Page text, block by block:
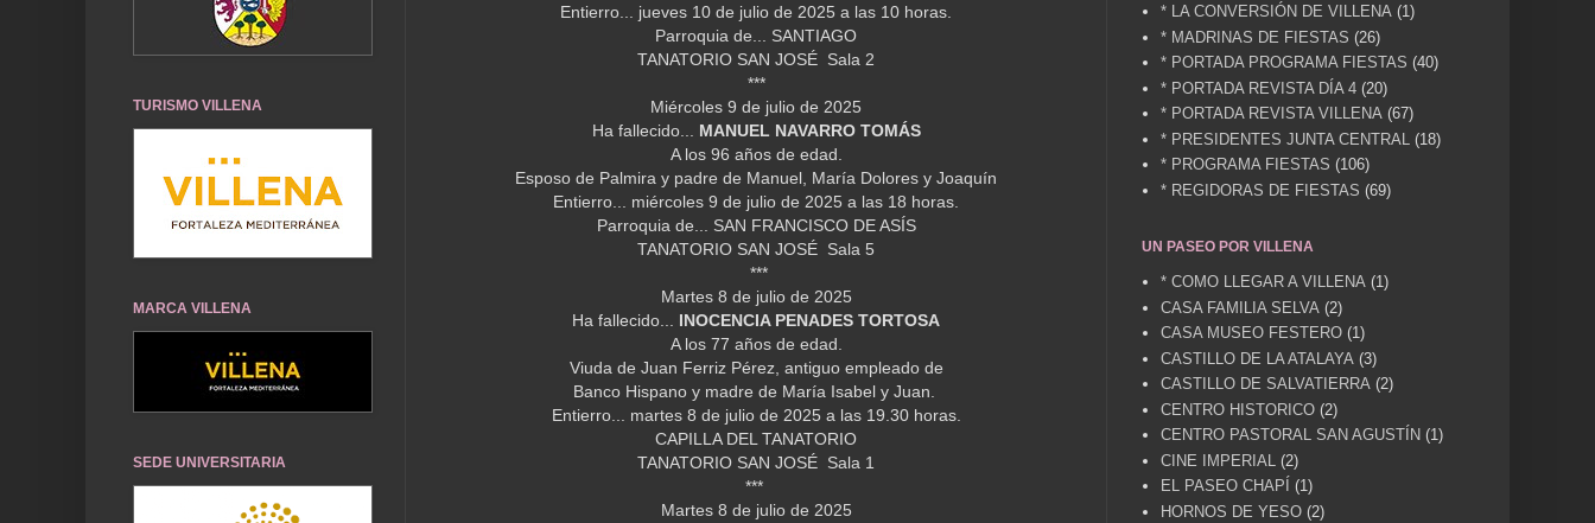
Entierro... jueves 10 de julio de 2025 a las 10 horas.
Parroquia de... SANTIAGO
TANATORIO SAN JOSÉ Sala 2
***
Miércoles 9 de julio de 2025
Ha fallecido... MANUEL NAVARRO TOMÁS
A los 96 años de edad.
Esposo de Palmira y padre de Manuel, María Dolores y Joaquín
Entierro... miércoles 9 de julio de 2025 a las 18 horas.
Parroquia de... SAN FRANCISCO DE ASÍS
TANATORIO SAN JOSÉ Sala 5
***
Martes 8 de julio de 2025
Ha fallecido... INOCENCIA PENADES TORTOSA
A los 77 años de edad.
Viuda de Juan Ferriz Pérez, antiguo empleado de
Banco Hispano y madre de María Isabel y Juan.
Entierro... martes 8 de julio de 2025 a las 19.30 horas.
CAPILLA DEL TANATORIO
TANATORIO SAN JOSÉ Sala 1
***
Martes 8 de julio de 2025
TURISMO VILLENA
MARCA VILLENA
SEDE UNIVERSITARIA
* LA CONVERSIÓN DE VILLENA (1)
* MADRINAS DE FIESTAS (26)
* PORTADA PROGRAMA FIESTAS (40)
* PORTADA REVISTA DÍA 4 (20)
* PORTADA REVISTA VILLENA (67)
* PRESIDENTES JUNTA CENTRAL
(18)
* PROGRAMA FIESTAS (106)
* REGIDORAS DE FIESTAS (69)
UN PASEO POR VILLENA
* COMO LLEGAR A VILLENA (1)
CASA FAMILIA SELVA (2)
CASA MUSEO FESTERO (1)
CASTILLO DE LA ATALAYA (3)
CASTILLO DE SALVATIERRA (2)
CENTRO HISTORICO (2)
CENTRO PASTORAL SAN AGUSTÍN (1)
CINE IMPERIAL
(2)
EL PASEO CHAPÍ
(1)
HORNOS DE YESO (2)